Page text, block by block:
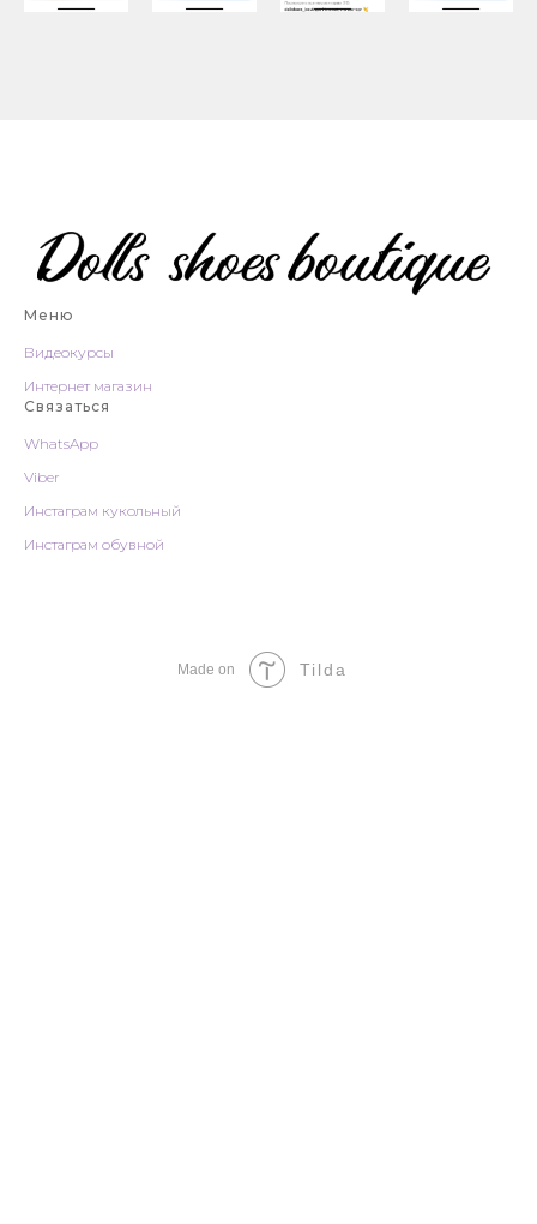
Меню
Видеокурсы
Интернет магазин
Связаться
WhatsApp
Viber
Инстаграм кукольный
Инстаграм обувной
Made on Tilda